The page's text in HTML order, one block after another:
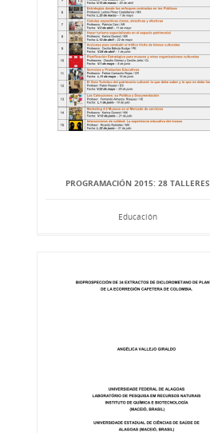
PROGRAMACIÓN 2015: 28 TALLERES
Educación